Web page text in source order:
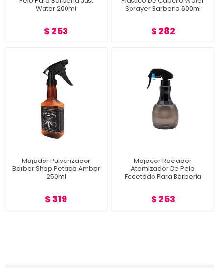
Water 200ml
$ 253
Sprayer Barberia 600ml
$ 282
Mojador Pulverizador
Barber Shop Petaca Ambar
250ml
$ 319
Mojador Rociador
Atomizador De Pelo
Facetado Para Barberia
$ 253